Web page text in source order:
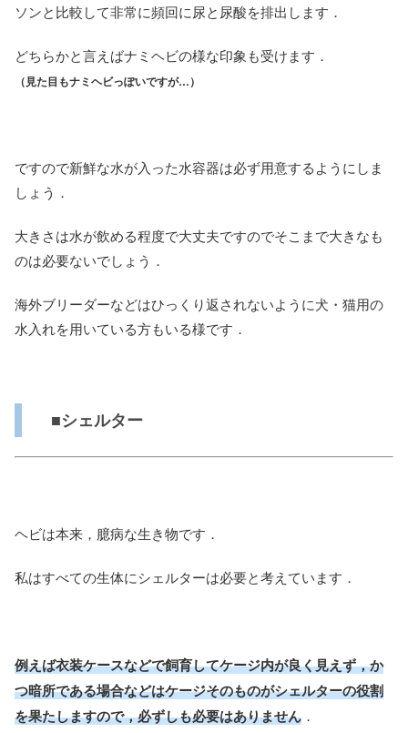
ソンと比較して非常に頻回に尿と尿酸を排出します．
どちらかと言えばナミヘビの様な印象も受けます．
（見た目もナミヘビっぽいですが…）
ですので新鮮な水が入った水容器は必ず用意するようにしま
しょう．
大きさは水が飲める程度で大丈夫ですのでそこまで大きなも
のは必要ないでしょう．
海外ブリーダーなどはひっくり返されないように犬・猫用の
水入れを用いている方もいる様です．
■シェルター
ヘビは本来，臆病な生き物です．
私はすべての生体にシェルターは必要と考えています．
例えば衣装ケースなどで飼育してケージ内が良く見えず，か
つ暗所である場合などはケージそのものがシェルターの役割
を果たしますので，必ずしも必要はありません ．